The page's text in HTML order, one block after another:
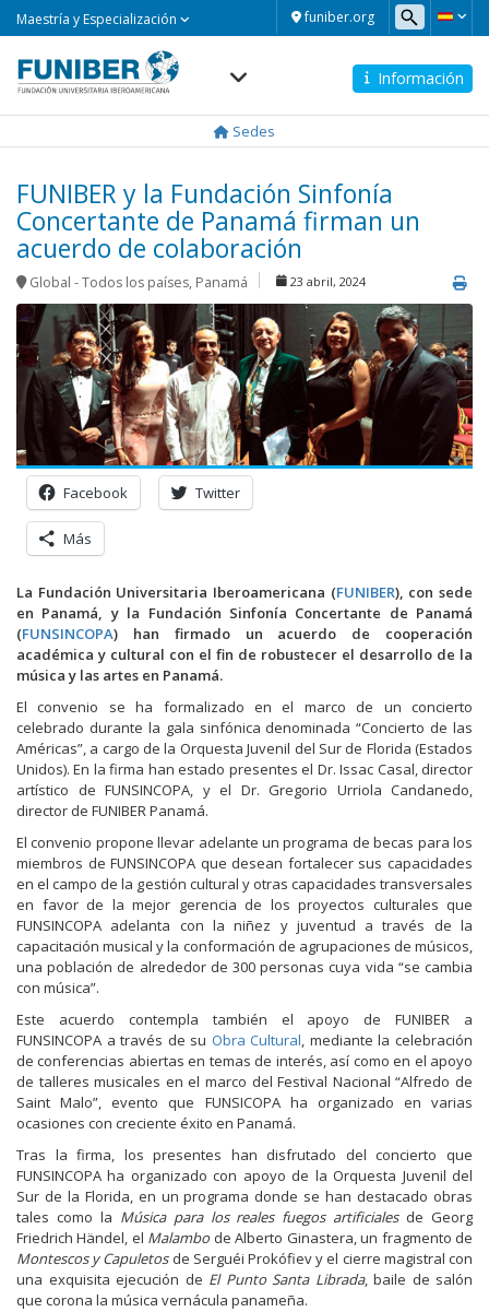
funiber.org
Maestría y Especialización
Información
Sedes
FUNIBER y la Fundación Sinfonía
Concertante de Panamá firman un
acuerdo de colaboración
Global - Todos los países, Panamá 23 abril, 2024
Facebook Twitter
Más
La Fundación Universitaria Iberoamericana (FUNIBER), con sede
en Panamá, y la Fundación Sinfonía Concertante de Panamá
(FUNSINCOPA) han firmado un acuerdo de cooperación
académica y cultural con el fin de robustecer el desarrollo de la
música y las artes en Panamá.
El convenio se ha formalizado en el marco de un concierto
celebrado durante la gala sinfónica denominada “Concierto de las
Américas”, a cargo de la Orquesta Juvenil del Sur de Florida (Estados
Unidos). En la firma han estado presentes el Dr. Issac Casal, director
artístico de FUNSINCOPA, y el Dr. Gregorio Urriola Candanedo,
director de FUNIBER Panamá.
El convenio propone llevar adelante un programa de becas para los
miembros de FUNSINCOPA que desean fortalecer sus capacidades
en el campo de la gestión cultural y otras capacidades transversales
en favor de la mejor gerencia de los proyectos culturales que
FUNSINCOPA adelanta con la niñez y juventud a través de la
capacitación musical y la conformación de agrupaciones de músicos,
una población de alrededor de 300 personas cuya vida “se cambia
con música”.
Este acuerdo contempla también el apoyo de FUNIBER a
FUNSINCOPA a través de su Obra Cultural, mediante la celebración
de conferencias abiertas en temas de interés, así como en el apoyo
de talleres musicales en el marco del Festival Nacional “Alfredo de
Saint Malo”, evento que FUNSICOPA ha organizado en varias
ocasiones con creciente éxito en Panamá.
Tras la firma, los presentes han disfrutado del concierto que
FUNSINCOPA ha organizado con apoyo de la Orquesta Juvenil del
Sur de la Florida, en un programa donde se han destacado obras
tales como la Música para los reales fuegos artificialesde Georg
Friedrich Händel, el Malambo de Alberto Ginastera, un fragmento de
Montescos y Capuletosde Serguéi Prokófiev y el cierre magistral con
una exquisita ejecución de El Punto Santa Librada, baile de salón
que corona la música vernácula panameña.